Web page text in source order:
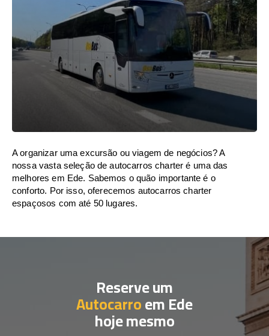
A organizar uma excursão ou viagem de negócios? A
nossa vasta seleção de autocarros charter é uma das
melhores em Ede. Sabemos o quão importante é o
conforto. Por isso, oferecemos autocarros charter
espaçosos com até 50 lugares.
Reserve um
Autocarroem Ede
hoje mesmo